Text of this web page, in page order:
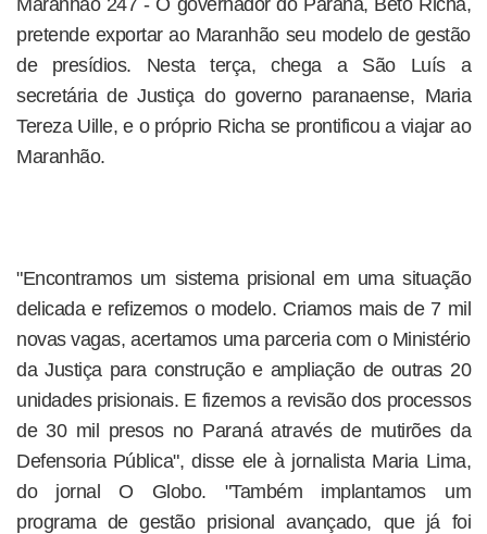
Maranhão 247 - O governador do Paraná, Beto Richa,
pretende exportar ao Maranhão seu modelo de gestão
de presídios. Nesta terça, chega a São Luís a
secretária de Justiça do governo paranaense, Maria
Tereza Uille, e o próprio Richa se prontificou a viajar ao
Maranhão.
"Encontramos um sistema prisional em uma situação
delicada e refizemos o modelo. Criamos mais de 7 mil
novas vagas, acertamos uma parceria com o Ministério
da Justiça para construção e ampliação de outras 20
unidades prisionais. E fizemos a revisão dos processos
de 30 mil presos no Paraná através de mutirões da
Defensoria Pública", disse ele à jornalista Maria Lima,
do jornal O Globo. "Também implantamos um
programa de gestão prisional avançado, que já foi